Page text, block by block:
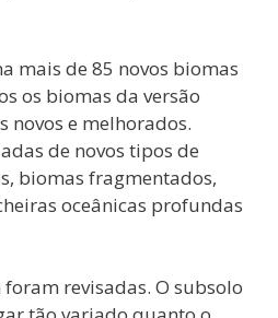
mais de 85 novos biomas
os biomas da versão
novos e melhorados.
de novos tipos de
biomas fragmentados,
oceânicas profundas
revisadas. O subsolo